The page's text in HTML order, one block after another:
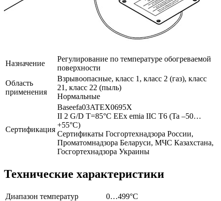
Назначение
Регулирование по температуре обогреваемой
поверхности
Область
применения
Взрывоопасные, класс 1, класс 2 (газ), класс
21, класс 22 (пыль)
Нормальные
Сертификация
Baseefa03ATEX0695X
II 2 G/D T=85°C EEx emia IIC T6 (Ta –50…
+55°C)
Сертификаты Госгортехнадзора России,
Проматомнадзора Беларуси, МЧС Казахстана,
Госгортехнадзора Украины
Технические характеристики
Диапазон температур
0…499°С